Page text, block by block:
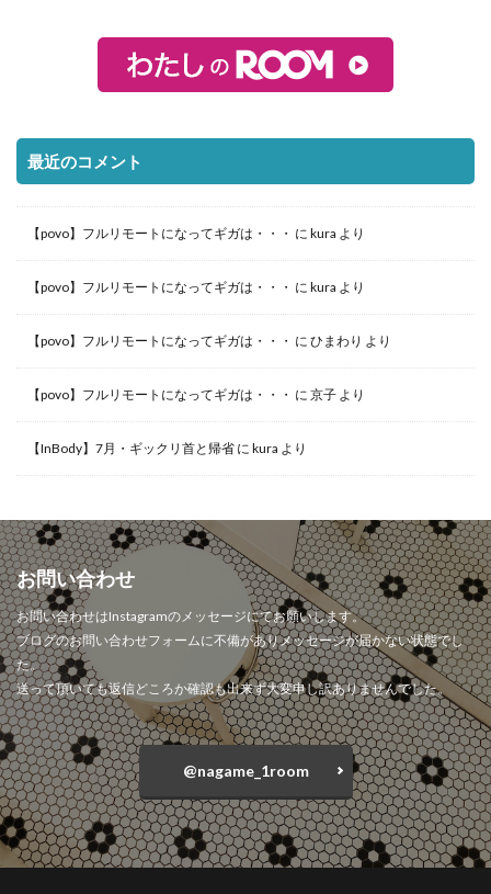
最近のコメント
【povo】フルリモートになってギガは・・・ に kura より
【povo】フルリモートになってギガは・・・ に kura より
【povo】フルリモートになってギガは・・・ に ひまわり より
【povo】フルリモートになってギガは・・・ に 京子 より
【InBody】7月・ギックリ首と帰省 に kura より
お問い合わせ
お問い合わせはInstagramのメッセージにてお願いします。
ブログのお問い合わせフォームに不備がありメッセージが届かない状態でし
た。
送って頂いても返信どころか確認も出来ず大変申し訳ありませんでした。
@nagame_1room